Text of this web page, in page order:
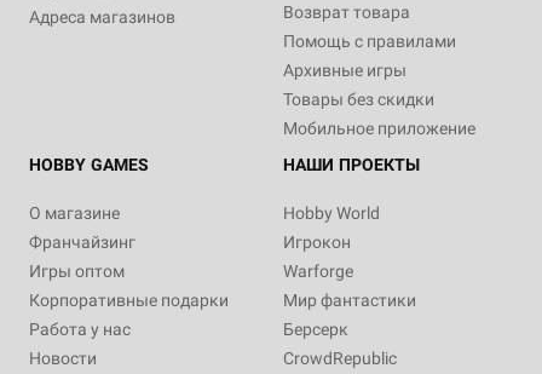
Адреса магазинов
Возврат товара
Помощь с правилами
Архивные игры
Товары без скидки
Мобильное приложение
HOBBY GAMES
О магазине
Франчайзинг
Игры оптом
Корпоративные подарки
Работа у нас
Новости
НАШИ ПРОЕКТЫ
Hobby World
Игрокон
Warforge
Мир фантастики
Берсерк
CrowdRepublic